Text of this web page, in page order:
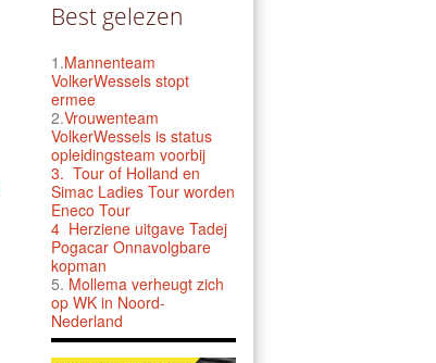
Best gelezen
1.Mannenteam
VolkerWessels stopt
ermee
2.Vrouwenteam
VolkerWessels is status
opleidingsteam voorbij
3. Tour of Holland en
Simac Ladies Tour worden
Eneco Tour
4 Herziene uitgave Tadej
Pogacar Onnavolgbare
kopman
5. Mollema verheugt zich
op WK in Noord-
Nederland